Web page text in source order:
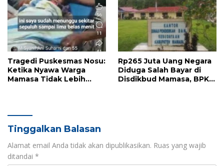
Tragedi Puskesmas Nosu:
Ketika Nyawa Warga
Mamasa Tidak Lebih
Rp265 Juta Uang Negara
Diduga Salah Bayar di
Disdikbud Mamasa, BPK
Tinggalkan Balasan
Alamat email Anda tidak akan dipublikasikan. Ruas yang wajib
ditandai *